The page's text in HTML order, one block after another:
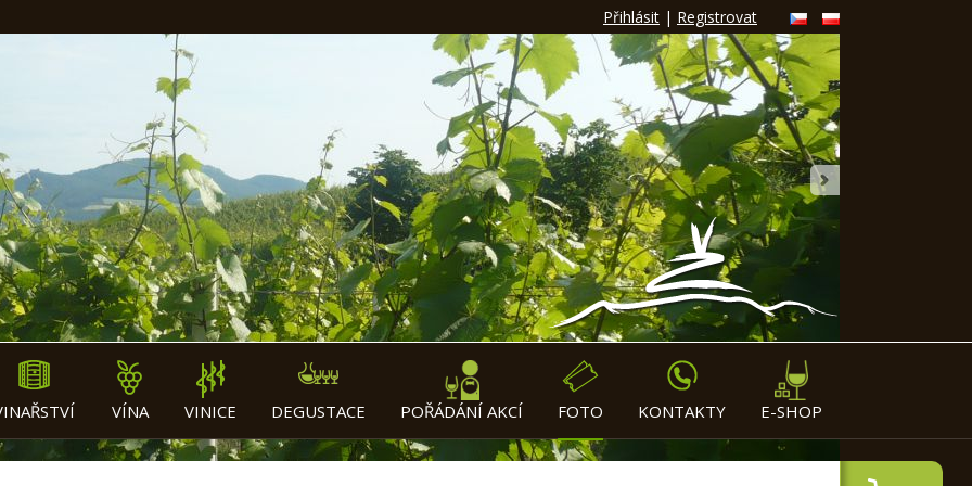
Přihlásit | Registrovat
VÍNA VINICE DEGUSTACE POŘÁDÁNÍ AKCÍ FOTO KONTAKTY E-SHOP